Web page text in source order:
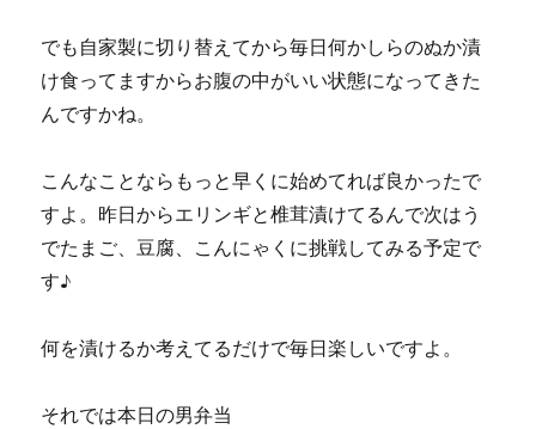
でも自家製に切り替えてから毎日何かしらのぬか漬
け食ってますからお腹の中がいい状態になってきた
んですかね。
こんなことならもっと早くに始めてれば良かったで
すよ。昨日からエリンギと椎茸漬けてるんで次はう
でたまご、豆腐、こんにゃくに挑戦してみる予定で
す♪
何を漬けるか考えてるだけで毎日楽しいですよ。
それでは本日の男弁当